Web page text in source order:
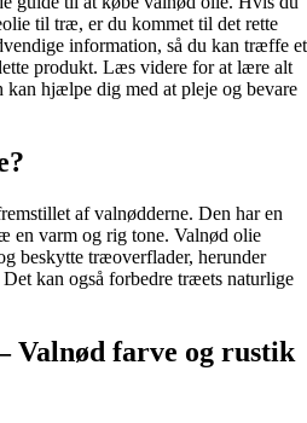
til træ, er du kommet til det rette
information, så du kan træffe et
produkt. Læs videre for at lære alt
hjælpe dig med at pleje og bevare
af valnødderne. Den har en
en varm og rig tone. Valnød olie
beskytte træoverflader, herunder
kan også forbedre træets naturlige
Valnød farve og rustik